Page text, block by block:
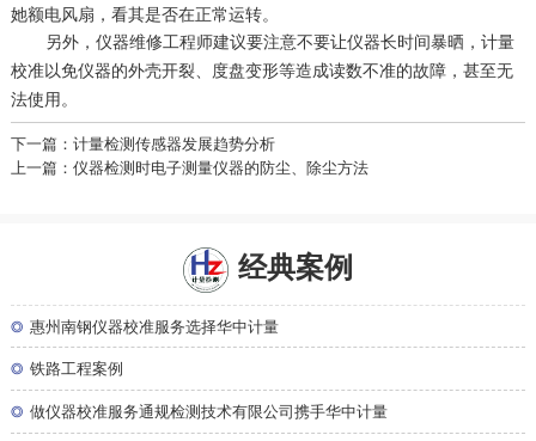
她额电风扇，看其是否在正常运转。
另外，仪器维修工程师建议要注意不要让仪器长时间暴晒， 计量
校准以免仪器的外壳开裂、度盘变形等造成读数不准的故障，甚至无
法使用。
下一篇：计量检测传感器发展趋势分析
上一篇：仪器检测时电子测量仪器的防尘、除尘方法
经典案例
◎ 惠州南钢仪器校准服务选择华中计量
◎ 铁路工程案例
◎ 做仪器校准服务通规检测技术有限公司携手华中计量